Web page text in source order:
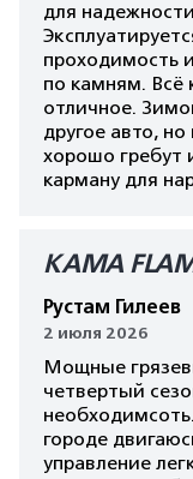
для
проходимость
по камням. Всё
отличное.
другое авто,
хорошо гребут
карману для
КАМА
Рустам Гилеев
2 июля 2026
Мощные
четвертый
городе
управление